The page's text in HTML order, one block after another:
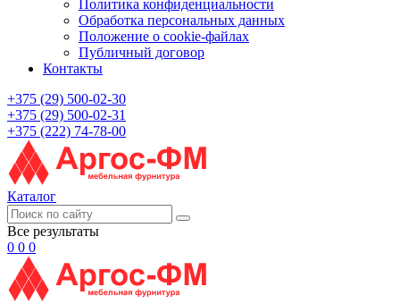
Политика конфиденциальности
Обработка персональных данных
Положение о cookie-файлах
Публичный договор
Контакты
+375 (29) 500-02-30
+375 (29) 500-02-31
+375 (222) 74-78-00
Каталог
Все результаты
0 0 0